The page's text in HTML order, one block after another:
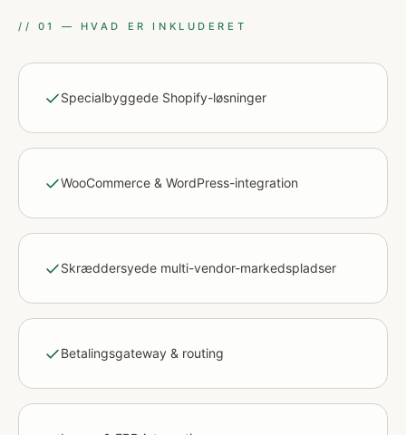
// 01 — HVAD ER INKLUDERET
Specialbyggede Shopify-løsninger
WooCommerce & WordPress-integration
Skræddersyede multi-vendor-markedspladser
Betalingsgateway & routing